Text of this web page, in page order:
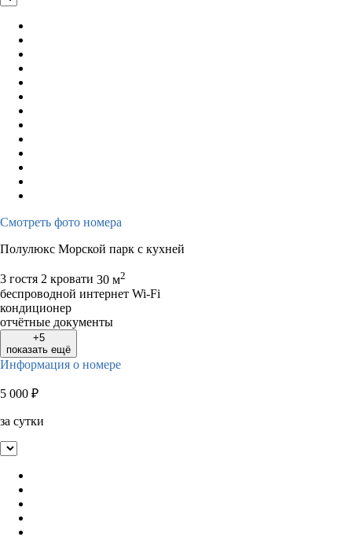
Смотреть фото номера
Полулюкс Морской парк с кухней
3 гостя 2 кровати 30 м2
беспроводной интернет Wi-Fi
кондиционер
отчётные документы
+5
показать ещё
Информация о номере
5 000 ₽
за сутки